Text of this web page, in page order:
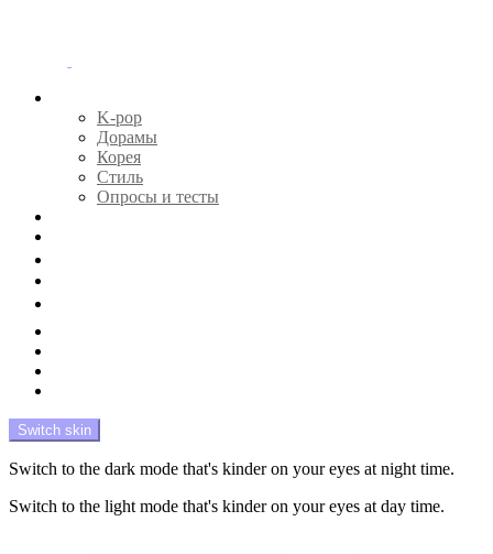
K-pop
Дорамы
Корея
Стиль
Опросы и тесты
Switch skin
Switch to the dark mode that's kinder on your eyes at night time.
Switch to the light mode that's kinder on your eyes at day time.